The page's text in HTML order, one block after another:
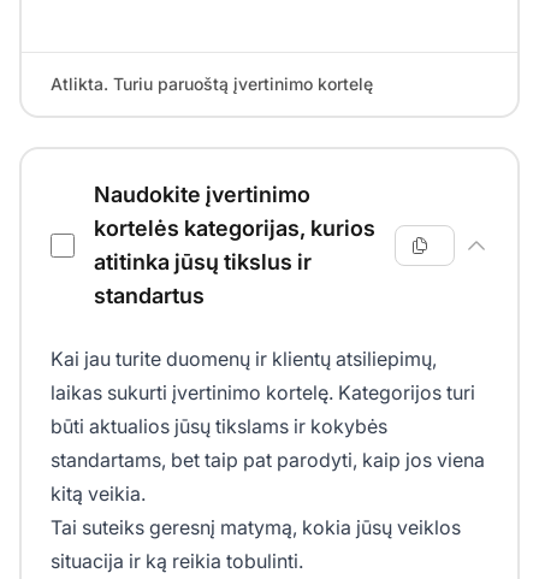
Atlikta. Turiu paruoštą įvertinimo kortelę
Naudokite įvertinimo
kortelės kategorijas, kurios
atitinka jūsų tikslus ir
standartus
Kai jau turite duomenų ir klientų atsiliepimų,
laikas sukurti įvertinimo kortelę. Kategorijos turi
būti aktualios jūsų tikslams ir kokybės
standartams, bet taip pat parodyti, kaip jos viena
kitą veikia.
Tai suteiks geresnį matymą, kokia jūsų veiklos
situacija ir ką reikia tobulinti.